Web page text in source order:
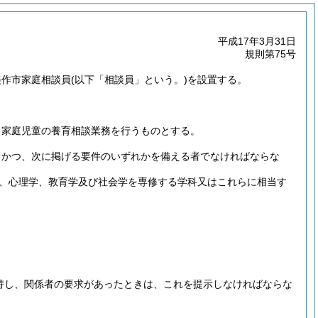
平成17年3月31日
規則第75号
市家庭相談員(以下「相談員」という。)を設置する。
庭児童の養育相談業務を行うものとする。
つ、次に掲げる要件のいずれかを備える者でなければならな
心理学、教育学及び社会学を専修する学科又はこれらに相当す
し、関係者の要求があったときは、これを提示しなければならな